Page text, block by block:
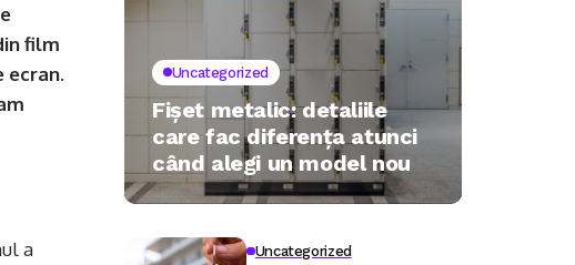
film
ecran.
a
Uncategorized
Fișet metalic: detaliile
care fac diferența atunci
când alegi un model nou
Uncategorized